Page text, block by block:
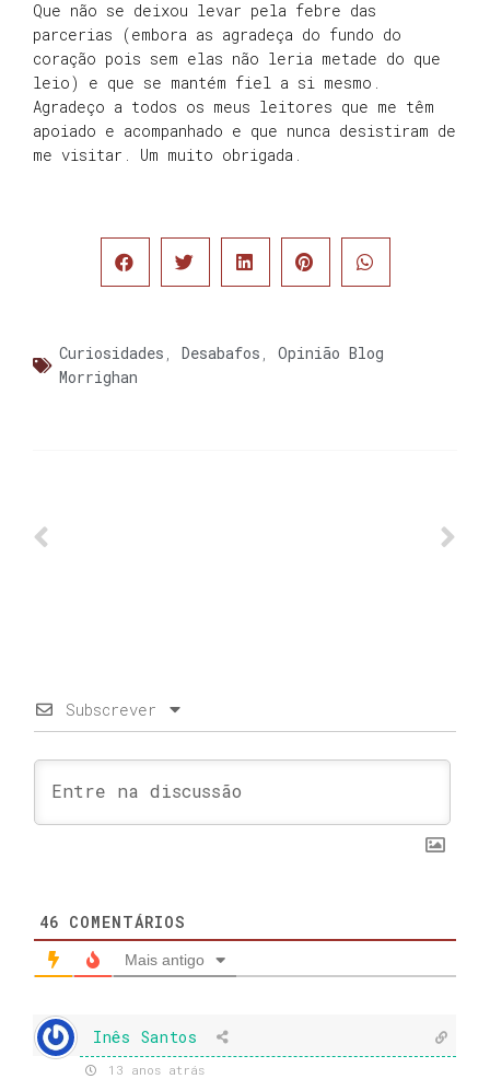
Que não se deixou levar pela febre das
parcerias (embora as agradeça do fundo do
coração pois sem elas não leria metade do que
leio) e que se mantém fiel a si mesmo.
Agradeço a todos os meus leitores que me têm
apoiado e acompanhado e que nunca desistiram de
me visitar. Um muito obrigada.
Curiosidades , Desabafos , Opinião Blog
Morrighan
Subscrever
46 COMENTÁRIOS
Mais antigo
Inês Santos
13 anos atrás